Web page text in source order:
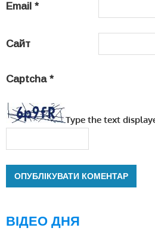
Email *
Сайт
Captcha *
Type the text
ВІДЕО ДНЯ